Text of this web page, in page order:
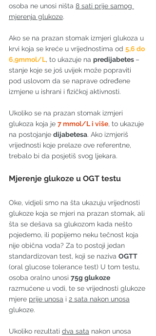
osoba ne unosi ništa 8 sati prije samog
mjerenja glukoze.
Ako se na prazan stomak izmjeri glukoza u
krvi koja se kreće u vrijednostima od 5,6 do
6,9mmol/L, to ukazuje na predijabetes –
stanje koje se još uvijek može popraviti
pod uslovom da se naprave određene
izmjene u ishrani i fizičkoj aktivnosti.
Ukoliko se na prazan stomak izmjeri
glukoza koja je 7 mmol/L i više, to ukazuje
na postojanje dijabetesa. Ako izmjeriš
vrijednosti koje prelaze ove referentne,
trebalo bi da posjetiš svog ljekara.
Mjerenje glukoze u OGT testu
Oke, vidjeli smo na šta ukazuju vrijednosti
glukoze koja se mjeri na prazan stomak, ali
šta se dešava sa glukozom kada nešto
pojedemo, ili popijemo neku tečnost koja
nije obična voda? Za to postoji jedan
standardizovan test, koji se naziva OGTT
(oral glucose tolerance test) U tom testu,
osoba oralno unosi 75g glukoze
razmućene u vodi, te se vrijednosti glukoze
mjere prije unosa i 2 sata nakon unosa
glukoze.
Ukoliko rezultati dva sata nakon unosa